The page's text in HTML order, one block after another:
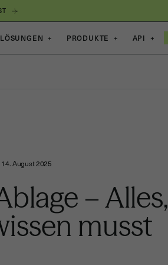
LÖSUNGEN + PRODUKTE + API +
14. August 2025
– Alles,
musst